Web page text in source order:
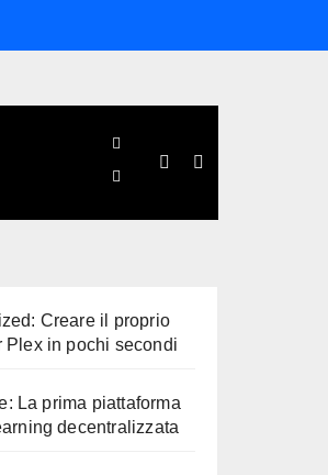
Creare il proprio
Plex in pochi secondi
La prima piattaforma
decentralizzata